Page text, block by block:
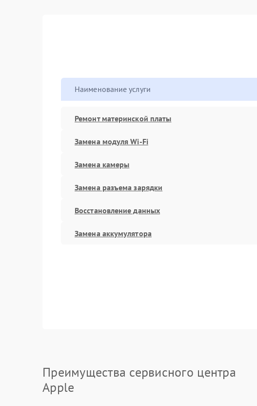
Наименование услуги
Ремонт материнской платы
Замена модуля Wi-Fi
Замена камеры
Замена разъема зарядки
Восстановление данных
Замена аккумулятора
Преимущества сервисного центра
Apple